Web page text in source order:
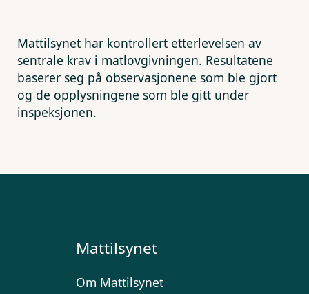
Mattilsynet har kontrollert etterlevelsen av
sentrale krav i matlovgivningen. Resultatene
baserer seg på observasjonene som ble gjort
og de opplysningene som ble gitt under
inspeksjonen.
Mattilsynet
Om Mattilsynet